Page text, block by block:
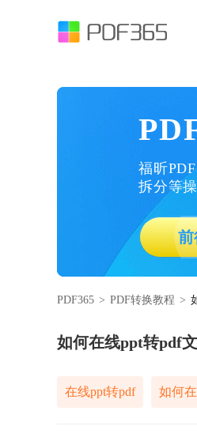
福昕
拆分等
前
PDF365 > PDF转换教程 >
如何在线ppt转pdf
在线ppt转pdf 如何